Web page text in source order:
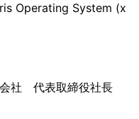
Operating System (x
会社 代表取締役社長